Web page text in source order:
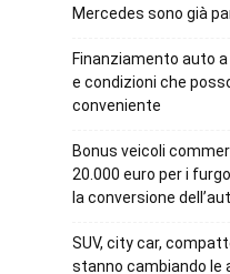
Mercedes sono già
Finanziamento auto
e condizioni che
conveniente
Bonus veicoli
20.000 euro per i
la conversione
SUV, city car,
stanno cambiando le